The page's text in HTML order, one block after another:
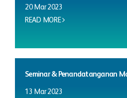
20 Mar 2023
READ MORE
Seminar & Penandatanganan
13 Mar 2023